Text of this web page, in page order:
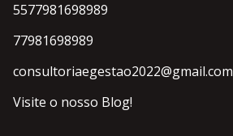
5577981698989
77981698989
consultoriaegestao2022@gmail.com
Visite o nosso Blog!